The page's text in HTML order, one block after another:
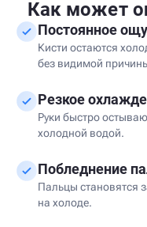
Как может
Постоянное
Кисти остаются
без видимой
Резкое
Руки быстро
холодной водой.
Побледнение
Пальцы становятся
на холоде.